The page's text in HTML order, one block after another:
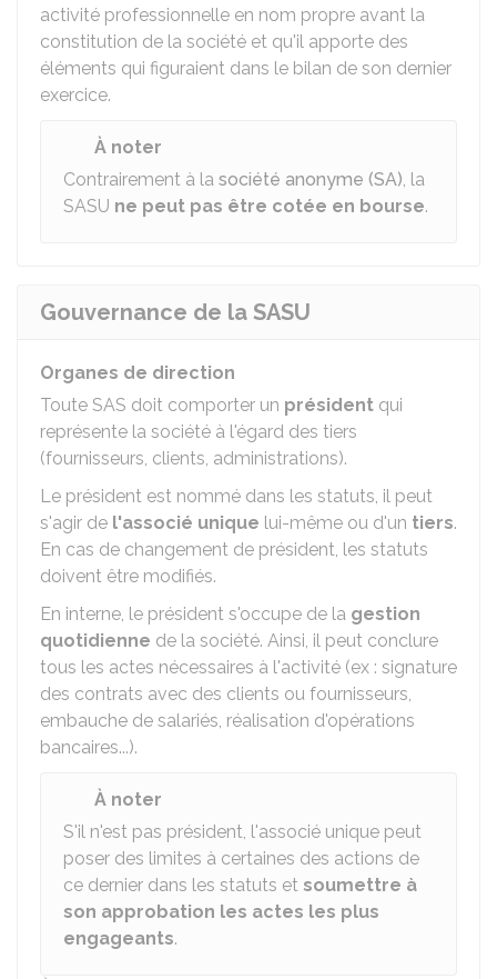
activité professionnelle en nom propre avant la
constitution de la société et qu'il apporte des
éléments qui figuraient dans le bilan de son dernier
exercice.
À noter
Contrairement à la société anonyme (SA), la
SASU ne peut pas être cotée en bourse.
Gouvernance de la SASU
Organes de direction
Toute SAS doit comporter un président qui
représente la société à l'égard des tiers
(fournisseurs, clients, administrations).
Le président est nommé dans les statuts, il peut
s'agir de l'associé unique lui-même ou d'un tiers.
En cas de changement de président, les statuts
doivent être modifiés.
En interne, le président s'occupe de la gestion
quotidienne de la société. Ainsi, il peut conclure
tous les actes nécessaires à l'activité (ex : signature
des contrats avec des clients ou fournisseurs,
embauche de salariés, réalisation d'opérations
bancaires...).
À noter
S'il n'est pas président, l'associé unique peut
poser des limites à certaines des actions de
ce dernier dans les statuts et soumettre à
son approbation les actes les plus
engageants.